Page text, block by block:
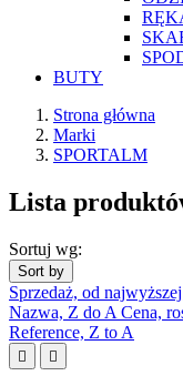
BUTY
Strona główna
Marki
SPORTALM
Lista
Sortuj wg:
Sort by
Sprzedaż, od
Nazwa, Z do A Cena,
Reference, Z to A
 